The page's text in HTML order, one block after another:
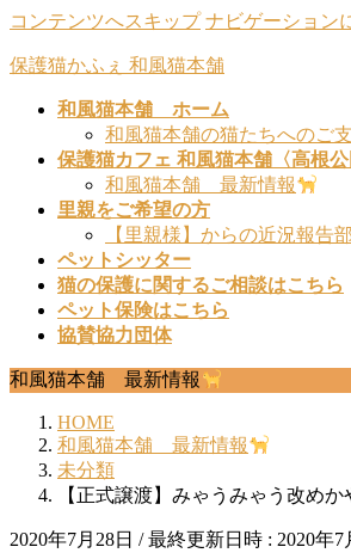
コンテンツへスキップ ナビゲーション
保護猫かふぇ 和風猫本舗
和風猫本舗 ホーム
和風猫本舗の猫たちへのご
保護猫カフェ 和風猫本舗〈高根公
和風猫本舗 最新情報
里親をご希望の方
【里親様】からの近況報告
ペットシッター
猫の保護に関するご相談はこちら
ペット保険はこちら
協賛協力団体
和風猫本舗 最新情報
HOME
和風猫本舗 最新情報
未分類
【正式譲渡】みゃうみゃう改めか
2020年7月28日 / 最終更新日時 : 2020年7